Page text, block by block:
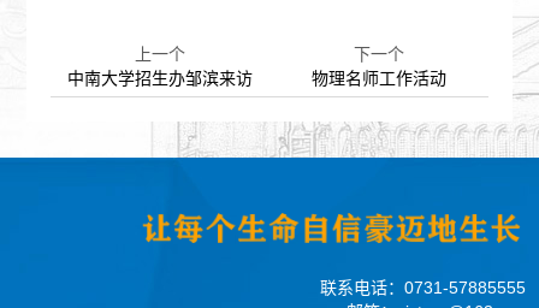
上一个
中南大学招生办邹滨来访
下一个
物理名师工作活动
联系电话： 0731-57885555